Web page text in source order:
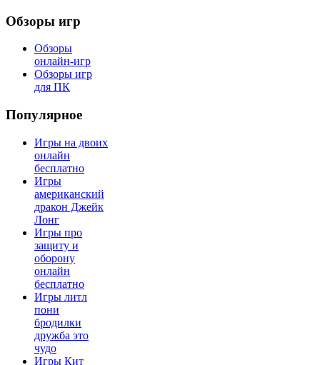
Обзоры игр
Обзоры
онлайн-игр
Обзоры игр
для ПК
Популярное
Игры на двоих
онлайн
бесплатно
Игры
американский
дракон Джейк
Лонг
Игры про
защиту и
оборону
онлайн
бесплатно
Игры литл
пони
бродилки
дружба это
чудо
Игры Кит